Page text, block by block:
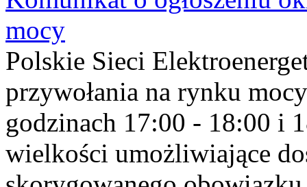
mocy
Polskie Sieci
przywołania na rynku
godzinach 17:00 - 18:00 i
wielkości umożliwiające